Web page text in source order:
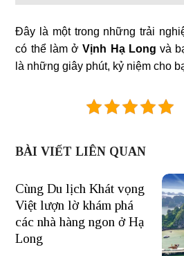
Đây là một trong những trải
có thể làm ởVịnh Hạ Long và
là những giây phút, kỷ niệm cho
BÀI VIẾT LIÊN QUAN
Cùng Du lịch Khát vọng
Việt lượn lờ khám phá
các nhà hàng ngon ở Hạ
Long